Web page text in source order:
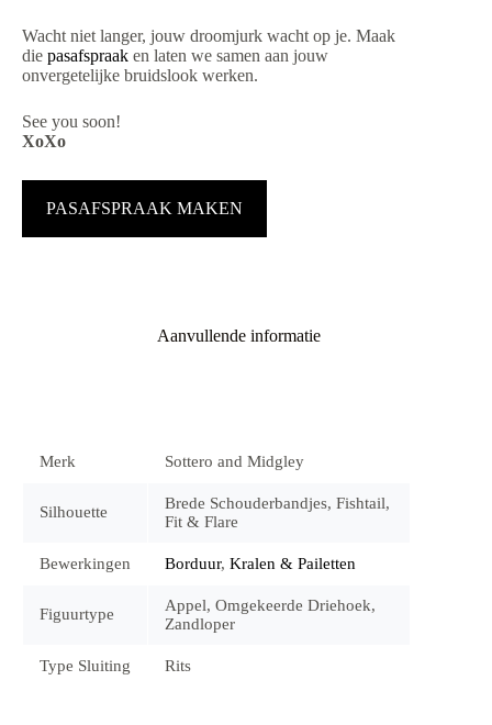
Wacht niet langer, jouw droomjurk wacht op je. Maak
die pasafspraak en laten we samen aan jouw
onvergetelijke bruidslook werken.
See you soon!
XoXo
PASAFSPRAAK MAKEN
Aanvullende informatie
Merk Sottero and Midgley
Silhouette
Brede Schouderbandjes, Fishtail,
Fit & Flare
Bewerkingen Borduur, Kralen & Pailetten
Figuurtype
Appel, Omgekeerde Driehoek,
Zandloper
Type Sluiting Rits